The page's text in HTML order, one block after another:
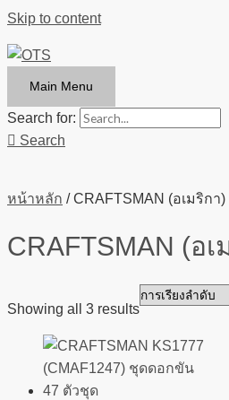
Skip to content
Main Menu
Search for:
Search
หน้าหลัก / CRAFTSMAN (อเมริกา)
CRAFTSMAN (อเ
Showing all 3 results